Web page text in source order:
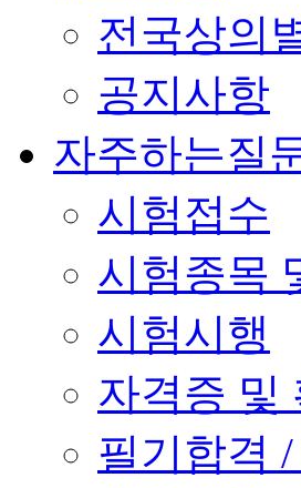
전국상의
공지사항
자주하는질
시험접수
시험종목
시험시행
자격증 및
필기합격